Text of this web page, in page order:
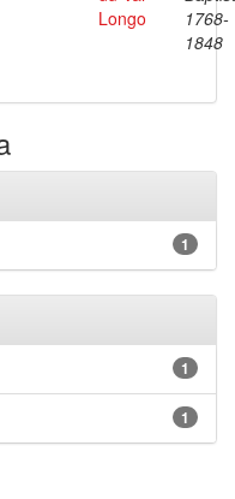
Longo
1768-
1848
1
1
1